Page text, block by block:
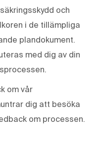
och
i de tillämpliga
plandokument.
med dig av din
om vår
dig att besöka
om processen.